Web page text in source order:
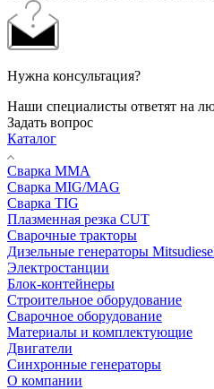
Нужна консультация?
Наши специалисты ответят на
Задать вопрос
Каталог
Сварка MMA
Сварка MIG/MAG
Сварка TIG
Плазменная резка CUT
Сварочные тракторы
Дизельные генераторы
Электростанции
Блок-контейнеры
Строительное оборудование
Сварочное оборудование
Материалы и комплектующие
Двигатели
Синхронные генераторы
О компании